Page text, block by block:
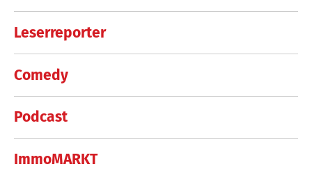
Leserreporter
Comedy
Podcast
ImmoMARKT